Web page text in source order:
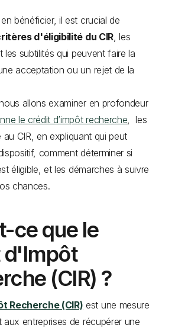
bénéficier, il est crucial de
d'éligibilité du CIR, les
les subtilités qui peuvent faire la
acceptation ou un rejet de la
allons examiner en profondeur
le crédit d’impôt recherche , les
au CIR, en expliquant qui peut
comment déterminer si
éligible, et les démarches à suivre
chances.
ce que le
d'Impôt
(CIR) ?
Recherche (CIR) est une mesure
aux entreprises de récupérer une